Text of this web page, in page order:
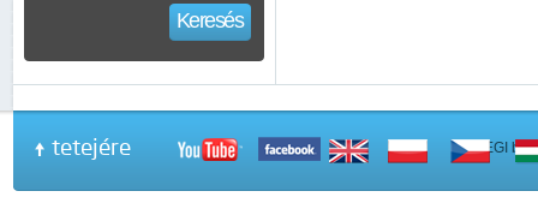
Keresés
tetejére A PEGI